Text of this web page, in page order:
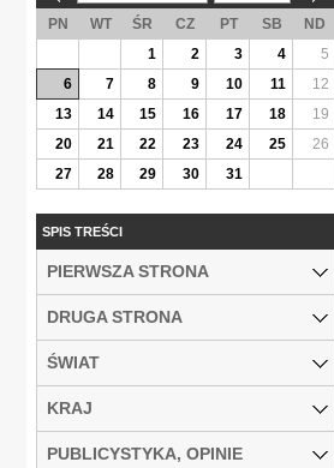
PN WT ŚR CZ PT SB
ND
1
2 3 4
5
6
7 8 9 10 11
12
13
14 15 16 17 18
19
20
21 22 23 24 25
26
27
28 29 30 31
SPIS TREŚCI
PIERWSZA STRONA
DRUGA STRONA
ŚWIAT
KRAJ
PUBLICYSTYKA, OPINIE